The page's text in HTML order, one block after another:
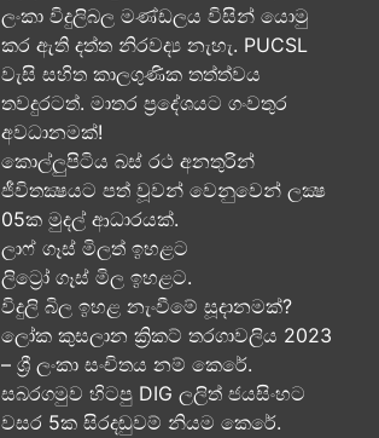
ලංකා විදුලිබල මණ්ඩලය විසින් යොමු
කර ඇති දත්ත නිරවද්‍ය නැහැ. PUCSL
වැසි සහිත කාලගුණික තත්ත්වය
තවදුරටත්. මාතර ප්‍රදේශයට ගංවතුර
අවධානමක්!
කොල්ලුපිටිය බස් රථ අනතුරින්
ජීවිතක්‍ෂයට පත් වූවන් වෙනුවෙන් ලක්‍ෂ
05ක​ මුදල් ආධාරයක්​.
ලාෆ් ගෑස් මිලත් ඉහළට​
ලිට්‍රෝ ගෑස් මිල​ ඉහළට​.
විදුලි බිල ඉහළ නැංවීමේ සූදානමක්?
ලෝක කුසලාන ක්‍රිකට් තරගාවලිය 2023
– ශ්‍රී ලංකා සංචිතය නම් කෙරේ​.
සබරගමුව හිටපු DIG ලලිත් ජයසිංහට
වසර 5ක සිරදඬුවම් නියම කෙරේ.